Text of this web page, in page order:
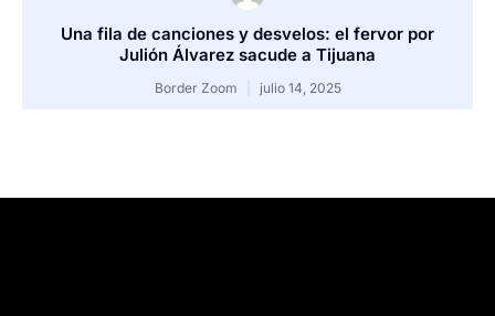
Una fila de canciones y desvelos: el fervor por
Julión Álvarez sacude a Tijuana
Border Zoom julio 14, 2025